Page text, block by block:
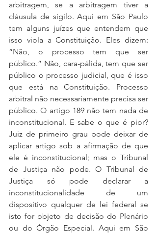
arbitragem, se a arbitragem tiver a
cláusula de sigilo. Aqui em São Paulo
tem alguns juízes que entendem que
isso viola a Constituição. Eles dizem:
“Não, o processo tem que ser
público.” Não, cara-pálida, tem que ser
público o processo judicial, que é isso
que está na Constituição. Processo
arbitral não necessariamente precisa ser
público. O artigo 189 não tem nada de
inconstitucional. E sabe o que é pior?
Juiz de primeiro grau pode deixar de
aplicar artigo sob a afirmação de que
ele é inconstitucional; mas o Tribunal
de Justiça não pode. O Tribunal de
Justiça só pode declarar a
inconstitucionalidade de um
dispositivo qualquer de lei federal se
isto for objeto de decisão do Plenário
ou do Órgão Especial. Aqui em São